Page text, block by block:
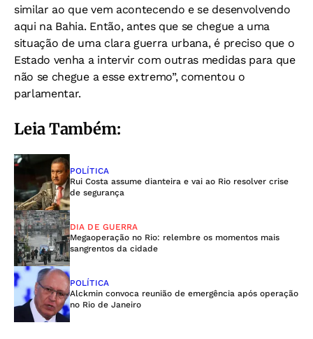
similar ao que vem acontecendo e se desenvolvendo
aqui na Bahia. Então, antes que se chegue a uma
situação de uma clara guerra urbana, é preciso que o
Estado venha a intervir com outras medidas para que
não se chegue a esse extremo”, comentou o
parlamentar.
Leia Também:
POLÍTICA
Rui Costa assume dianteira e vai ao Rio resolver crise
de segurança
DIA DE GUERRA
Megaoperação no Rio: relembre os momentos mais
sangrentos da cidade
POLÍTICA
Alckmin convoca reunião de emergência após operação
no Rio de Janeiro